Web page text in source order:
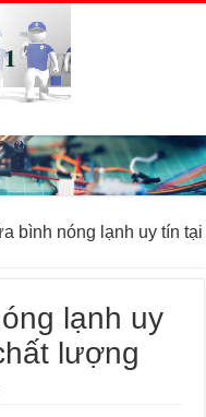
bình nóng lạnh uy tín tại
lạnh uy
lượng